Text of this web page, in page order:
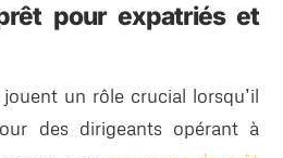
pour expatriés et
un rôle crucial lorsqu’il
des dirigeants opérant à